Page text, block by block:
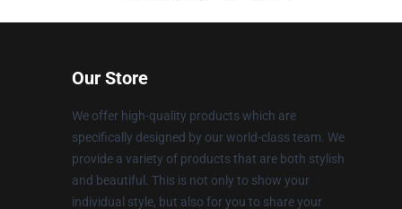
Our Store
We offer high-quality products which are
specifically designed by our world-class team. We
provide a variety of products that are both stylish
and beautiful. This is not only to show your
individual style, but also for you to share your